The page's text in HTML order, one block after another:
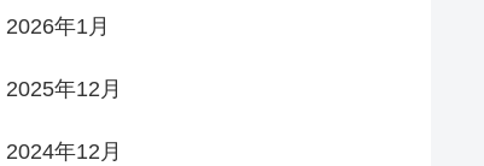
2026年1月
2025年12月
2024年12月